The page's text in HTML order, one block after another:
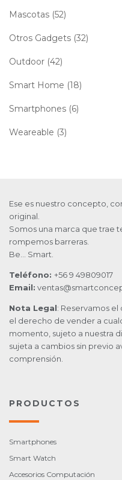
Mascotas (52)
Otros Gadgets (32)
Outdoor (42)
Smart Home (18)
Smartphones (6)
Weareable (3)
Ese es nuestro concepto,
original.
Somos una marca que trae
rompemos barreras.
Be… Smart.
Teléfono: +56 9 49809017
Email:
Nota Legal: Reservamos
el derecho de vender a
momento, sujeto a nuestra
sujeta a cambios sin previo
comprensión.
PRODUCTOS
Smartphones
Smart Watch
Accesorios Computación